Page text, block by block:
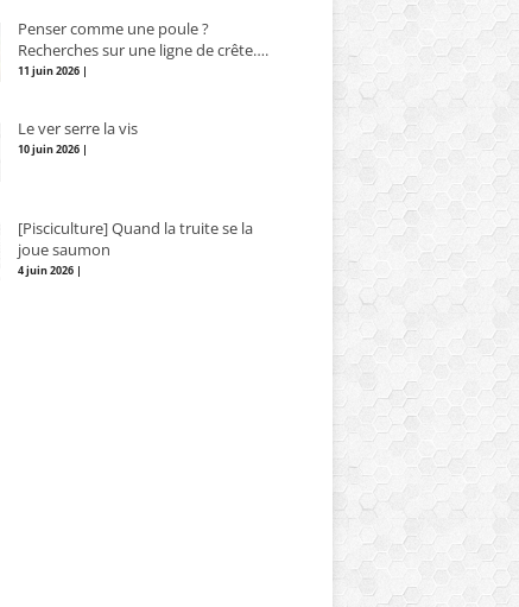
Penser comme une poule ?
Recherches sur une ligne de crête….
11 juin 2026 |
Le ver serre la vis
10 juin 2026 |
[Pisciculture] Quand la truite se la
joue saumon
4 juin 2026 |